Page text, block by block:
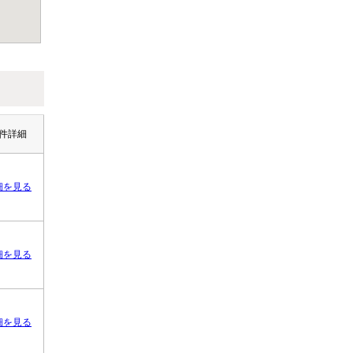
詳細
を見る
を見る
を見る